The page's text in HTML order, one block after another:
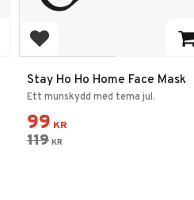
Lägg till i favoriter
Stay Ho Ho Home Face Mask
Ett munskydd med tema jul.
99 KR
119 KR